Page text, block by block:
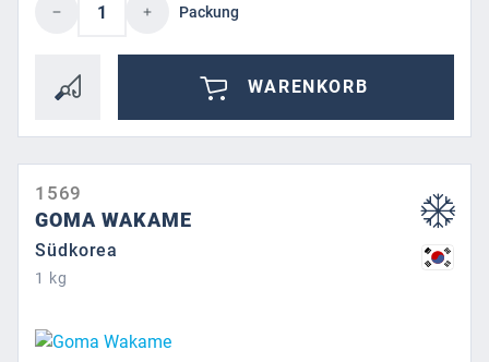
Packung
WARENKORB
1569
GOMA WAKAME
Südkorea
1 kg